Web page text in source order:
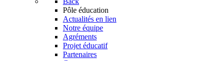
Pôle éducation
Actualités en lien
Notre équipe
Agréments
Projet éducatif
Partenaires